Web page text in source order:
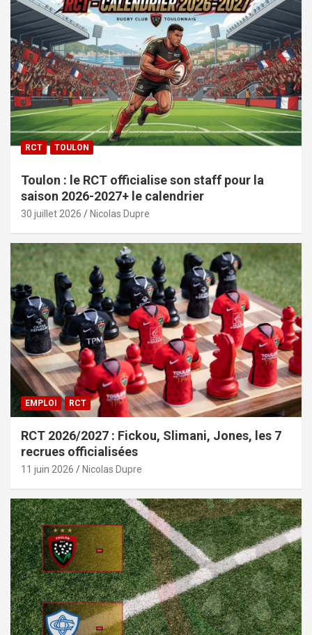
RCT TOULON
Toulon : le RCT officialise son staff pour la
saison 2026-2027+ le calendrier
30 juillet 2026 Nicolas Dupre
EMPLOI RCT
RCT 2026/2027 : Fickou, Slimani, Jones, les 7
recrues officialisées
11 juin 2026 Nicolas Dupre